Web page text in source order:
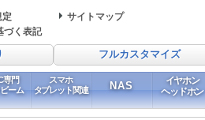
定
サイトマップ
づく表記
フルカスタマイズ
専門
ーム
スマホ
タブレット関連
NAS
イヤホン
ヘッドホン